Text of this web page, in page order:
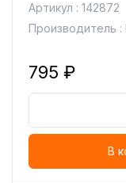
Артикул : 142872
Производитель :
795 ₽
В